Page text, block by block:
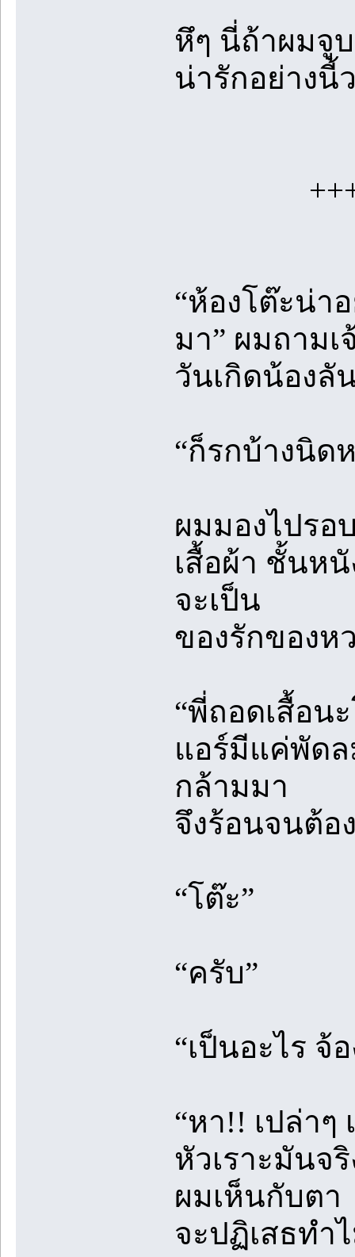
หึๆ นี่ถ้าผมจู
น่ารักอย่างนี้
“ห้องโต๊ะน่า
มา” ผมถาม
วันเกิดน้องลั
“ก็รกบ้างนิด
ผมมองไปรอ
เสื้อผ้า ชั้นห
จะเป็น
ของรักของห
“พี่ถอดเสื้อน
แอร์มีแค่พัดล
กล้ามมา
จึงร้อนจนต้อ
“โต๊ะ”
“ครับ”
“เป็นอะไร จ้
“หา!! เปล่าๆ
หัวเราะมันจ
ผมเห็นกับตา
จะปฏิเสธทำ